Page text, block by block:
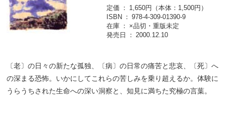
定価
1,650円（本体：1,500円）
ISBN
978-4-309-01390-9
在庫
×品切・重版未定
発売日
2000.12.10
〔老〕の日々の新たな孤独、〔病〕の日常の痛苦と悲哀、〔死〕へ
の深まる恐怖。いかにしてこれらの苦しみを乗り超えるか。体験に
うらうちされた生命への深い洞察と、知見に満ちた究極の言葉。